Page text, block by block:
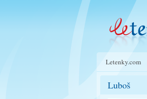
Letenky.com
Luboš